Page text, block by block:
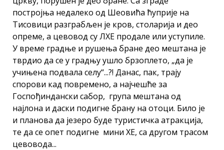
постројња недалеко од Шеовића ћуприје на
Тисовици разграбљен је кров, столарија и део
опреме, а цевовод су ЛХЕ продале или уступиле.
У време градње и рушења бране део мештана је
тврдио да се у градњу ушло брзоплето, „да је
учињена подвала селу“...?! Данас, пак, трају
спорови кад повремено, а најчешће за
Госпођиндански сабор, група мештана од
најлона и даски подигне брану на отоци. Било је
и планова да језеро буде туристичка атракција,
те да се опет подигне мини ХЕ, са другом трасом
цевовода...